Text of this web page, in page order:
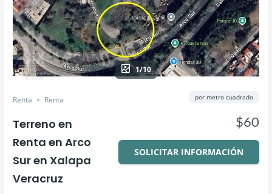
1/10
Renta Renta
Terreno en
Renta en Arco
Sur en Xalapa
Veracruz
$60
por metro cuadrado
SOLICITAR INFORMACIÓN